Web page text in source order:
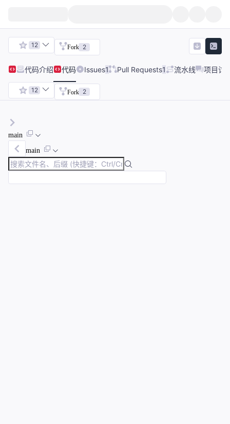
12 Fork 2
代码介绍 代码 Issues1 Pull Requests1 流水线 项目讨
12 Fork 2
main
main